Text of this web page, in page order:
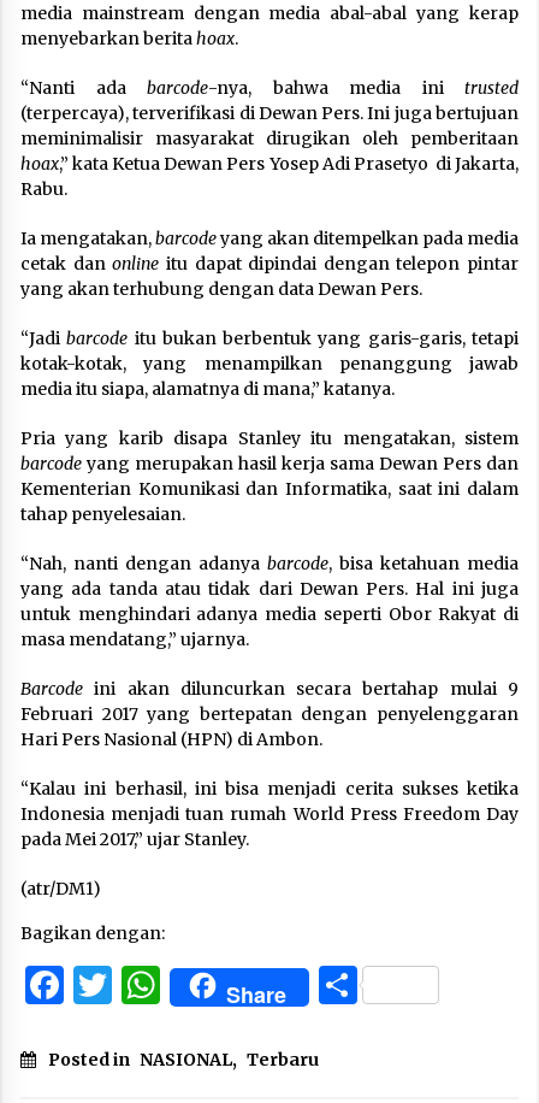
media mainstream dengan media abal-abal yang kerap
menyebarkan beritahoax.
“Nanti ada barcode-nya, bahwa media ini trusted
(terpercaya), terverifikasi di Dewan Pers. Ini juga bertujuan
meminimalisir masyarakat dirugikan oleh pemberitaan
hoax,” kata Ketua Dewan Pers Yosep Adi Prasetyo di Jakarta,
Rabu.
Ia mengatakan,barcodeyang akan ditempelkan pada media
cetak danonline itu dapat dipindai dengan telepon pintar
yang akan terhubung dengan data Dewan Pers.
“Jadibarcode itu bukan berbentuk yang garis-garis, tetapi
kotak-kotak, yang menampilkan penanggung jawab
media itu siapa, alamatnya di mana,” katanya.
Pria yang karib disapa Stanley itu mengatakan, sistem
barcodeyang merupakan hasil kerja sama Dewan Pers dan
Kementerian Komunikasi dan Informatika, saat ini dalam
tahap penyelesaian.
“Nah, nanti dengan adanya barcode, bisa ketahuan media
yang ada tanda atau tidak dari Dewan Pers. Hal ini juga
untuk menghindari adanya media seperti Obor Rakyat di
masa mendatang,” ujarnya.
Barcodeini akan diluncurkan secara bertahap mulai 9
Februari 2017 yang bertepatan dengan penyelenggaran
Hari Pers Nasional (HPN) di Ambon.
“Kalau ini berhasil, ini bisa menjadi cerita sukses ketika
Indonesia menjadi tuan rumah World Press Freedom Day
pada Mei 2017,” ujar Stanley.
(atr/DM1)
Bagikan dengan:
Facebook
Twitter
WhatsApp
Share Share
Posted in NASIONAL, Terbaru